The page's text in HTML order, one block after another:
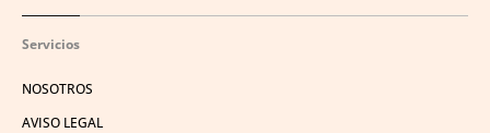
Servicios
NOSOTROS
AVISO LEGAL